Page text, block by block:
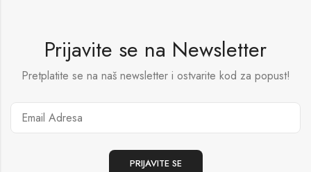
Prijavite se na Newsletter
Pretplatite se na naš newsletter i ostvarite kod za popust!